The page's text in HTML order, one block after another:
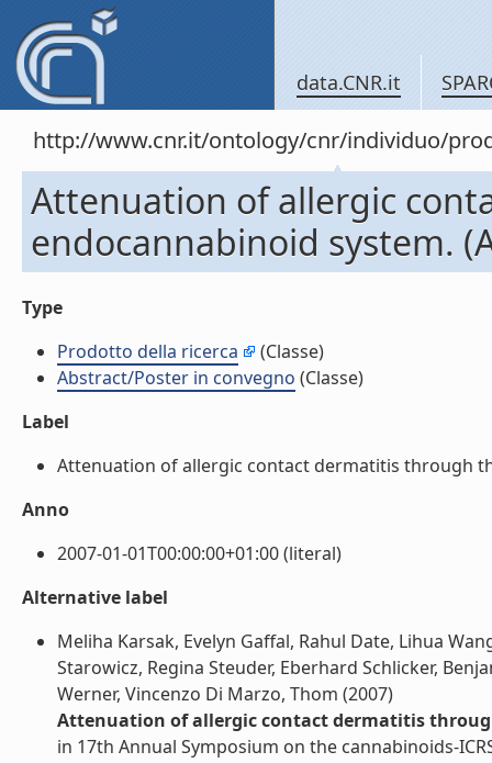
data.CNR.it
http://www.cnr.it/ontology/cnr/individuo/
Attenuation of allergic
endocannabinoid system.
Type
Prodotto della ricerca
(Classe)
Abstract/Poster in convegno (Classe)
Label
Attenuation of allergic contact dermatitis through
Anno
2007-01-01T00:00:00+01:00 (literal)
Alternative label
Meliha Karsak, Evelyn Gaffal, Rahul Date, Lihua
Starowicz, Regina Steuder, Eberhard Schlicker,
Werner, Vincenzo Di Marzo, Thom (2007)
Attenuation of allergic contact dermatitis
in 17th Annual Symposium on the cannabinoids-